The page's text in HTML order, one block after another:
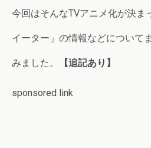
今回はそんなTVアニメ化が決ま
イーター」の情報などについて
みました。 【追記あり】
sponsored link